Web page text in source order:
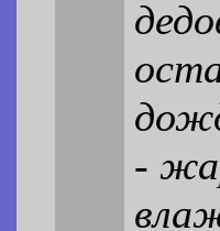
-